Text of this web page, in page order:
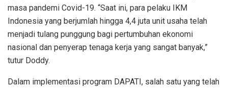
masa pandemi Covid-19. “Saat ini, para pelaku IKM
Indonesia yang berjumlah hingga 4,4 juta unit usaha telah
menjadi tulang punggung bagi pertumbuhan ekonomi
nasional dan penyerap tenaga kerja yang sangat banyak,”
tutur Doddy.
Dalam implementasi program DAPATI, salah satu yang telah